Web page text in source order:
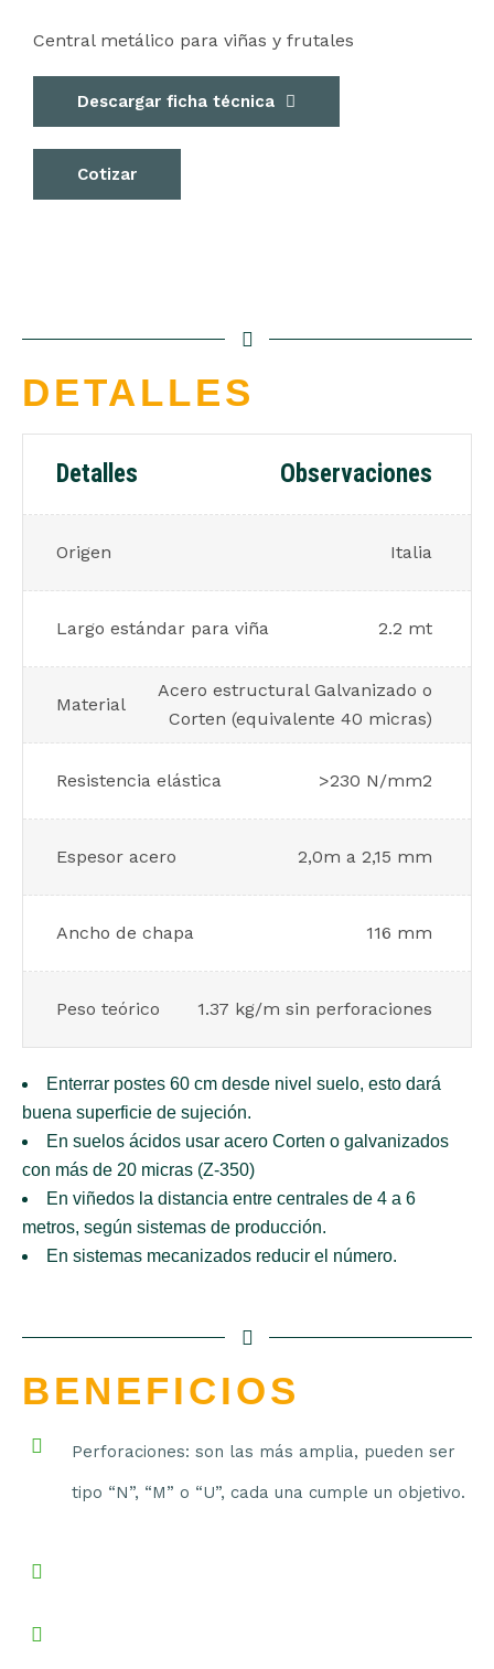
Central metálico para viñas y frutales
Descargar ficha técnica
Cotizar
DETALLES
Detalles Observaciones
Origen Italia
Largo estándar para viña 2.2 mt
Material
Acero estructural Galvanizado o
Corten (equivalente 40 micras)
Resistencia elástica >230 N/mm2
Espesor acero 2,0m a 2,15 mm
Ancho de chapa 116 mm
Peso teórico 1.37 kg/m sin perforaciones
Enterrar postes 60 cm desde nivel suelo, esto dará
buena superficie de sujeción.
En suelos ácidos usar acero Corten o galvanizados
con más de 20 micras (Z-350)
En viñedos la distancia entre centrales de 4 a 6
metros, según sistemas de producción.
En sistemas mecanizados reducir el número.
BENEFICIOS
Perforaciones: son las más amplia, pueden ser
tipo “N”, “M” o “U”, cada una cumple un objetivo.